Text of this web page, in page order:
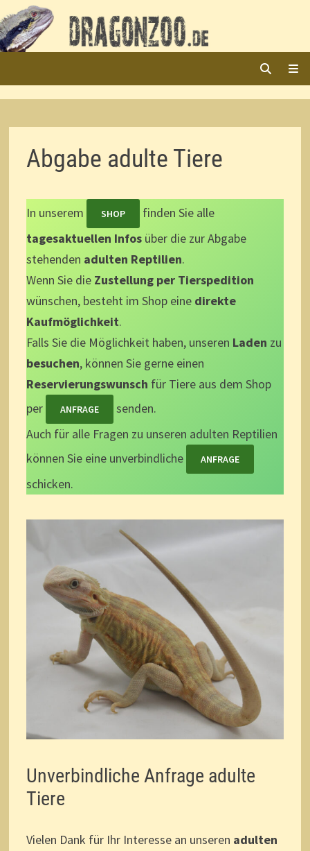
Zurück
zum
Inhalt
Abgabe adulte Tiere
In unserem SHOP
finden Sie alle
tagesaktuellen Infosüber die zur Abgabe
stehenden adulten Reptilien.
Wenn Sie die Zustellung per Tierspedition
wünschen, besteht im Shop eine direkte
Kaufmöglichkeit.
Falls Sie die Möglichkeit haben, unseren Laden zu
besuchen, können Sie gerne einen
Reservierungswunsch für Tiere aus dem Shop
per
ANFRAGE
senden.
Auch für alle Fragen zu unseren adulten Reptilien
können Sie eine unverbindliche
ANFRAGE
schicken.
Unverbindliche Anfrage adulte
Tiere
Vielen Dank für Ihr Interesse an unseren adulten